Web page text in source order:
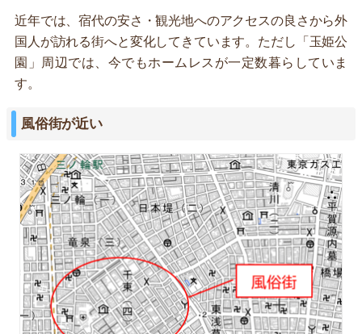
近年では、宿代の安さ・観光地へのアクセスの良さから外
国人が訪れる街へと変化してきています。ただし「玉姫公
園」周辺では、今でもホームレスが一定数暮らしていま
す。
風俗街が近い